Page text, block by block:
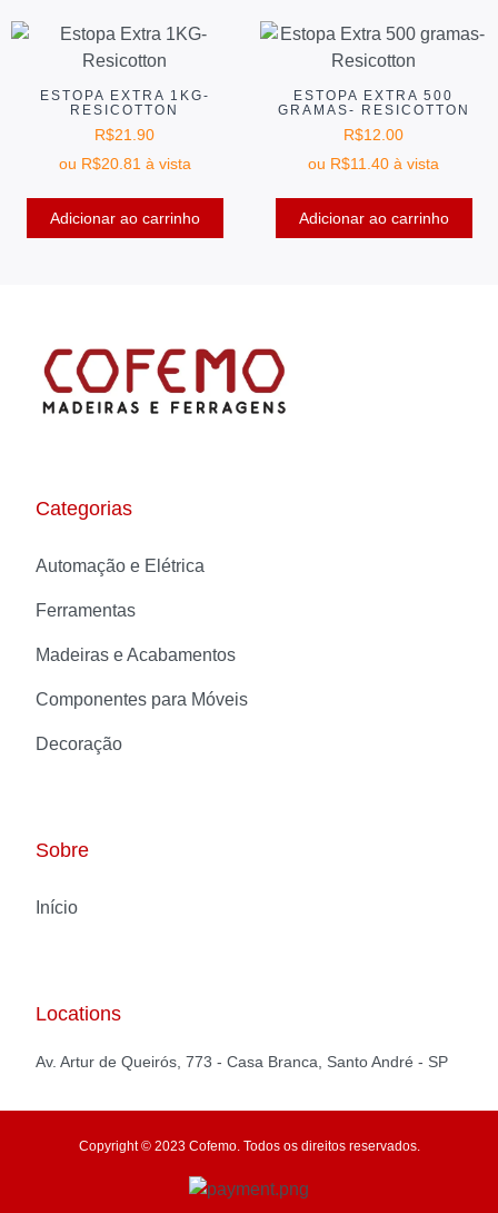
ESTOPA EXTRA 1KG-
RESICOTTON
R$21.90
ou R$20.81 à vista
Adicionar ao carrinho
ESTOPA EXTRA 500
GRAMAS- RESICOTTON
R$12.00
ou R$11.40 à vista
Adicionar ao carrinho
Categorias
Automação e Elétrica
Ferramentas
Madeiras e Acabamentos
Componentes para Móveis
Decoração
Sobre
Início
Locations
Av. Artur de Queirós, 773 - Casa Branca, Santo André - SP
Copyright © 2023 Cofemo. Todos os direitos reservados.